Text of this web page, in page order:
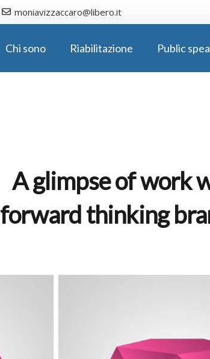
moniavizzaccaro@libero.it
Chi sono Riabilitazione Public
A glimpse of work
forward thinking